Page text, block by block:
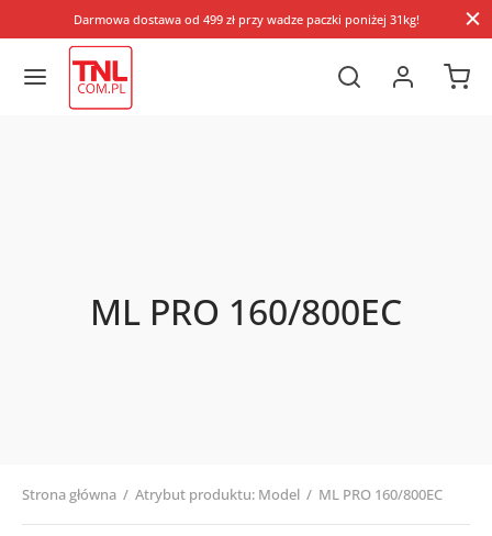
Darmowa dostawa od 499 zł przy wadze paczki poniżej 31kg!
ML PRO 160/800EC
Strona główna / Atrybut produktu: Model / ML PRO 160/800EC